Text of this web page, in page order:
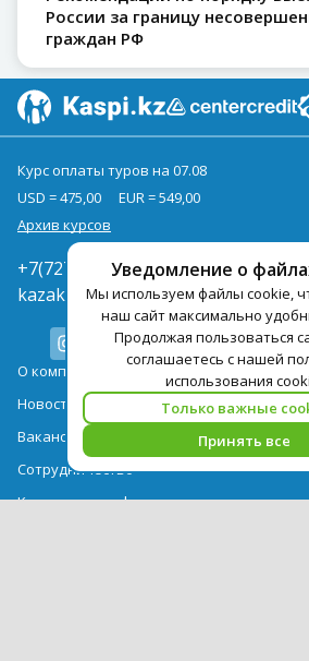
России за границу
граждан РФ
Уведомление о
Мы используем файлы cookie,
наш сайт максимально
Продолжая пользоваться
соглашаетесь с нашей
использования
Только важные
Принять все
Курс оплаты туров на 07.08
USD = 475,00
EUR = 549,00
Архив курсов
+7(727)3771000
kazakhstan@pegast.com.kz
О компании
Новости
Вакансии
Сотрудничество
Контактная информация